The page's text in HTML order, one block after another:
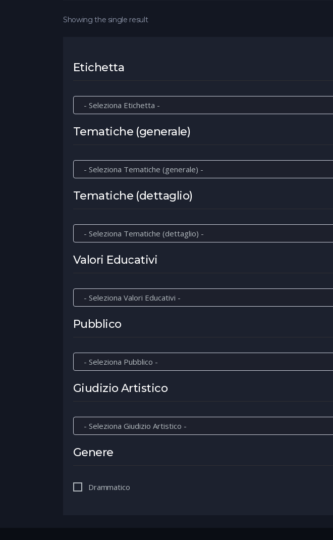
Showing the single result
Etichetta
Tematiche (generale)
Tematiche (dettaglio)
Valori Educativi
Pubblico
Giudizio Artistico
Genere
Drammatico